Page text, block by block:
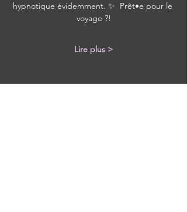
hypnotique évidemment. ✨  Prêt•e pour le
voyage ?!
Lire plus >